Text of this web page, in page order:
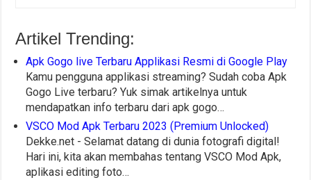
Artikel Trending:
Apk Gogo live Terbaru Applikasi Resmi di Google Play
Kamu pengguna applikasi streaming? Sudah coba Apk
Gogo Live terbaru? Yuk simak artikelnya untuk
mendapatkan info terbaru dari apk gogo…
VSCO Mod Apk Terbaru 2023 (Premium Unlocked)
Dekke.net - Selamat datang di dunia fotografi digital!
Hari ini, kita akan membahas tentang VSCO Mod Apk,
aplikasi editing foto…